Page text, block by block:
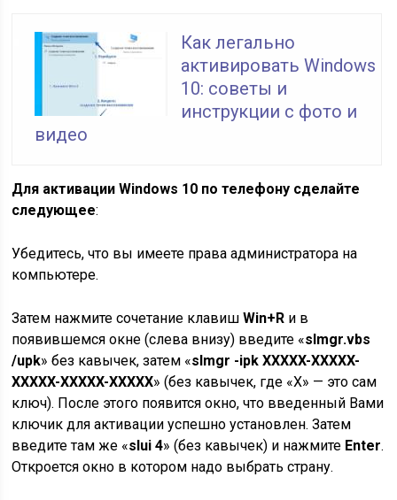
Как легально
активировать Windows
10: советы и
инструкции с фото и
видео
Для активации Windows 10 по телефону сделайте
следующее:
Убедитесь, что вы имеете права администратора на
компьютере.
Затем нажмите сочетание клавишWin+R и в
появившемся окне (слева внизу) введите «slmgr.vbs
/upk» без кавычек, затем «slmgr -ipk XXXXX-XXXXX-
XXXXX-XXXXX-XXXXX» (без кавычек, где «Х» — это сам
ключ). После этого появится окно, что введенный Вами
ключик для активации успешно установлен. Затем
введите там же «slui 4» (без кавычек) и нажмите Enter.
Откроется окно в котором надо выбрать страну.